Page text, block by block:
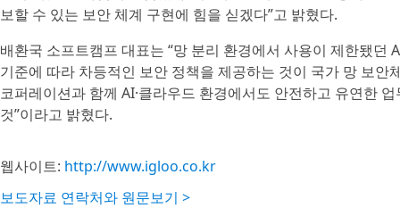
보할 수 있는 보안 체계 구현에 힘을 싣겠다”고 밝혔다.
배환국 소프트캠프 대표는 “망 분리 환경에서 사용이 제한됐던
기준에 따라 차등적인 보안 정책을 제공하는 것이 국가 망 보안
코퍼레이션과 함께 AI·클라우드 환경에서도 안전하고 유연한
것”이라고 밝혔다.
웹사이트: http://www.igloo.co.kr
보도자료 연락처와 원문보기 >